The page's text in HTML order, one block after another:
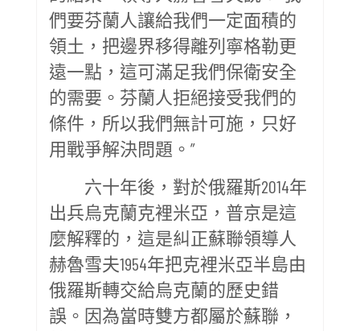
們要芬蘭人讓給我們一定面積的
領土，把邊界移得離列寧格勒更
遠一點，這可滿足我們保衛安全
的需要。芬蘭人拒絕接受我們的
條件，所以我們無計可施，只好
用戰爭解決問題。”
六十年後，對於俄羅斯2014年
出兵烏克蘭克裡米亞，普京是這
麼解釋的，這是糾正蘇聯領導人
赫魯雪夫1954年把克裡米亞半島由
俄羅斯轉交給烏克蘭的歷史錯
誤。因為當時雙方都屬於蘇聯，